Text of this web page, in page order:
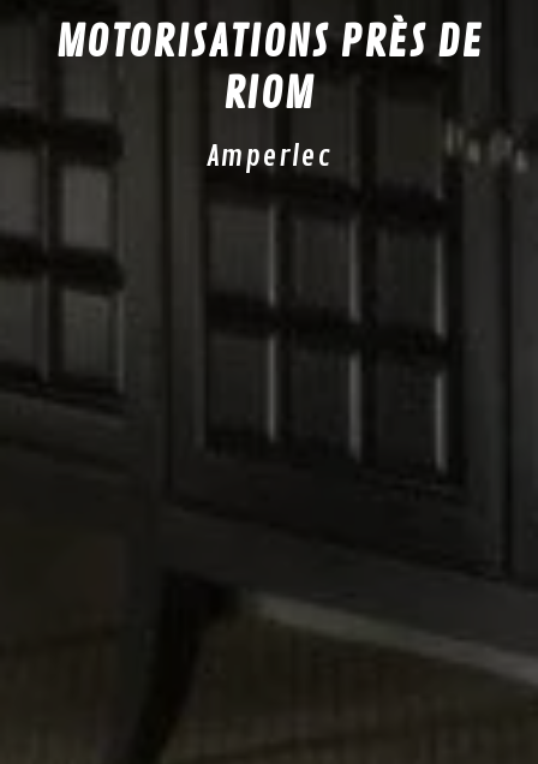
MOTORISATIONS PRÈS DE
RIOM
Amperlec